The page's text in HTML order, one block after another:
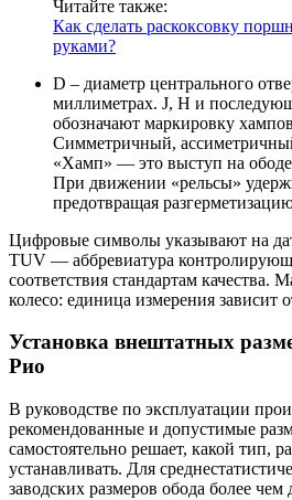
Читайте также:
Как сделать раскоксовку
руками?
D – диаметр центрального
миллиметрах. J, H и
обозначают маркировку
Симметричный,
«Хамп» — это выступ на
При движении «рельсы»
предотвращая
Цифровые символы указывают на
TUV — аббревиатура
соответствия стандартам качества.
колесо: единица измерения зависит
Установка внештатных
Рио
В руководстве по эксплуатации
рекомендованные и допустимые
самостоятельно решает, какой тип,
устанавливать. Для
заводских размеров обода более чем